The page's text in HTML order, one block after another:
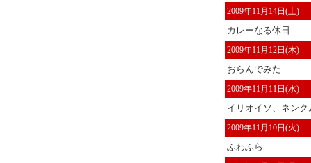
2009年11月14日(土)
カレーなる休日
2009年11月12日(木)
おらんでみた
2009年11月11日(水)
イリオイソ、ネンク
2009年11月10日(火)
ふわふら